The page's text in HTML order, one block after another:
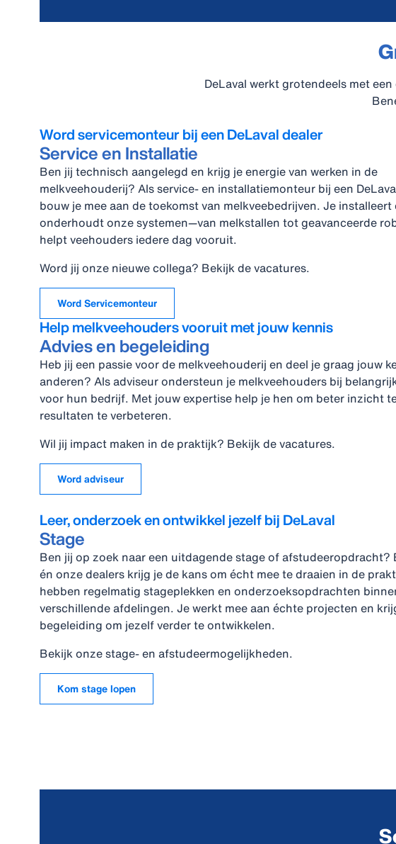
DeLaval werkt grotendeels met
Word servicemonteur bij een DeLaval dealer
Service en Installatie
Ben jij technisch aangelegd en krijg je energie van werken in de
melkveehouderij? Als service- en installatiemonteur bij een
bouw je mee aan de toekomst van melkveebedrijven. Je installeert
onderhoudt onze systemen—van melkstallen tot geavanceerde
helpt veehouders iedere dag vooruit.
Word jij onze nieuwe collega? Bekijk de vacatures.
Word Servicemonteur
Help melkveehouders vooruit met jouw kennis
Advies en begeleiding
Heb jij een passie voor de melkveehouderij en deel je graag jouw
anderen? Als adviseur ondersteun je melkveehouders bij
voor hun bedrijf. Met jouw expertise help je hen om beter inzicht
resultaten te verbeteren.
Wil jij impact maken in de praktijk? Bekijk de vacatures.
Word adviseur
Leer, onderzoek en ontwikkel jezelf bij DeLaval
Stage
Ben jij op zoek naar een uitdagende stage of afstudeeropdracht?
én onze dealers krijg je de kans om écht mee te draaien in de
hebben regelmatig stageplekken en onderzoeksopdrachten
verschillende afdelingen. Je werkt mee aan échte projecten en
begeleiding om jezelf verder te ontwikkelen.
Bekijk onze stage‑ en afstudeermogelijkheden.
Kom stage lopen